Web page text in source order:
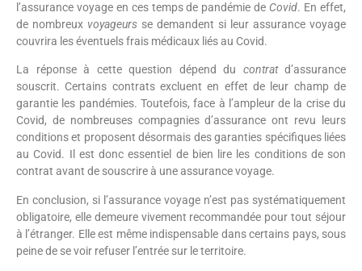
l’assurance voyage en ces temps de pandémie de Covid. En effet,
de nombreux voyageurs se demandent si leur assurance voyage
couvrira les éventuels frais médicaux liés au Covid.
La réponse à cette question dépend du contratd’assurance
souscrit. Certains contrats excluent en effet de leur champ de
garantie les pandémies. Toutefois, face à l’ampleur de la crise du
Covid, de nombreuses compagnies d’assurance ont revu leurs
conditions et proposent désormais des garanties spécifiques liées
au Covid. Il est donc essentiel de bien lire les conditions de son
contrat avant de souscrire à une assurance voyage.
En conclusion, si l’assurance voyage n’est pas systématiquement
obligatoire, elle demeure vivement recommandée pour tout séjour
à l’étranger. Elle est même indispensable dans certains pays, sous
peine de se voir refuser l’entrée sur le territoire.